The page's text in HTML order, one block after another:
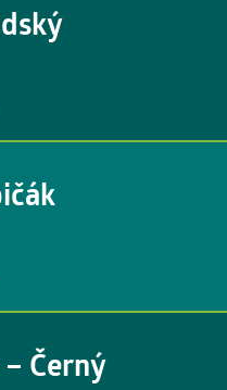
Černý